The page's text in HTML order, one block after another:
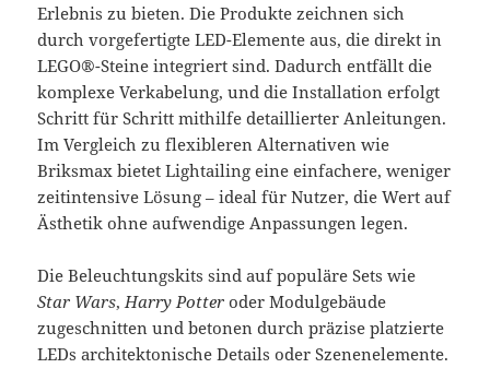
Erlebnis zu bieten. Die Produkte zeichnen sich
durch vorgefertigte LED-Elemente aus, die direkt in
LEGO®-Steine integriert sind. Dadurch entfällt die
komplexe Verkabelung, und die Installation erfolgt
Schritt für Schritt mithilfe detaillierter Anleitungen.
Im Vergleich zu flexibleren Alternativen wie
Briksmax bietet Lightailing eine einfachere, weniger
zeitintensive Lösung – ideal für Nutzer, die Wert auf
Ästhetik ohne aufwendige Anpassungen legen.
Die Beleuchtungskits sind auf populäre Sets wie
Star Wars,Harry Potter oder Modulgebäude
zugeschnitten und betonen durch präzise platzierte
LEDs architektonische Details oder Szenenelemente.